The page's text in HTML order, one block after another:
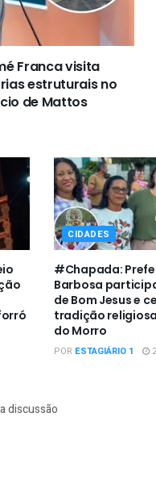
Franca visita
estruturais no
de Mattos
CIDADES
#Chapada:
Barbosa
de Bom Jesus e
tradição
do Morro
POR ESTAGIÁRIO 1
discussão